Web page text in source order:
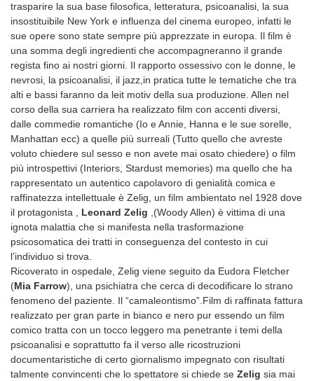
trasparire la sua base filosofica, letteratura, psicoanalisi, la sua
insostituibile New York e influenza del cinema europeo, infatti le
sue opere sono state sempre più apprezzate in europa. Il film è
una somma degli ingredienti che accompagneranno il grande
regista fino ai nostri giorni. Il rapporto ossessivo con le donne, le
nevrosi, la psicoanalisi, il jazz,in pratica tutte le tematiche che tra
alti e bassi faranno da leit motiv della sua produzione. Allen nel
corso della sua carriera ha realizzato film con accenti diversi,
dalle commedie romantiche (Io e Annie, Hanna e le sue sorelle,
Manhattan ecc) a quelle più surreali (Tutto quello che avreste
voluto chiedere sul sesso e non avete mai osato chiedere) o film
più introspettivi (Interiors, Stardust memories) ma quello che ha
rappresentato un autentico capolavoro di genialità comica e
raffinatezza intellettuale è Zelig, un film ambientato nel 1928 dove
il protagonista , Leonard Zelig ,(Woody Allen) è vittima di una
ignota malattia che si manifesta nella trasformazione
psicosomatica dei tratti in conseguenza del contesto in cui
l’individuo si trova.
Ricoverato in ospedale, Zelig viene seguito da Eudora Fletcher
(Mia Farrow), una psichiatra che cerca di decodificare lo strano
fenomeno del paziente. Il “camaleontismo”.Film di raffinata fattura
realizzato per gran parte in bianco e nero pur essendo un film
comico tratta con un tocco leggero ma penetrante i temi della
psicoanalisi e soprattutto fa il verso alle ricostruzioni
documentaristiche di certo giornalismo impegnato con risultati
talmente convincenti che lo spettatore si chiede se Zelig sia mai